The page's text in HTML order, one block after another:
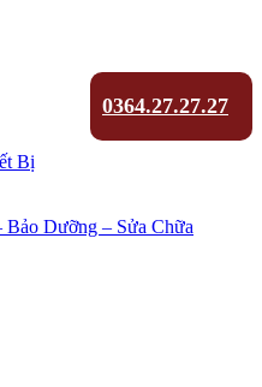
0364.27.27.27
Bị
Dưỡng – Sửa Chữa